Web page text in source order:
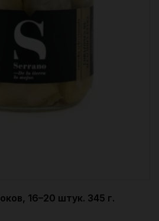
16–20 штук. 345 г.